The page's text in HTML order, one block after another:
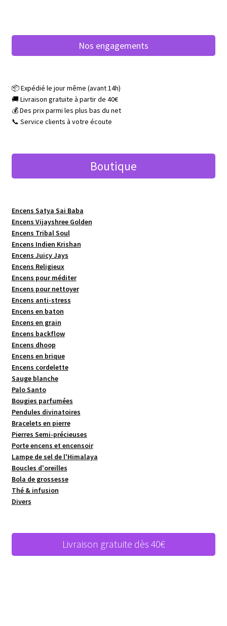
Nos engagements
📦 Expédié le jour même (avant 14h)
🚚 Livraison gratuite à partir de 40€
💰 Des prix parmi les plus bas du net
📞 Service clients à votre écoute
Boutique
Encens Satya Sai Baba
Encens Vijayshree Golden
Encens Tribal Soul
Encens Indien Krishan
Encens Juicy Jays
Encens Religieux
Encens pour méditer
Encens pour nettoyer
Encens anti-stress
Encens en baton
Encens en grain
Encens backflow
Encens dhoop
Encens en brique
Encens cordelette
Sauge blanche
Palo Santo
Bougies parfumées
Pendules divinatoires
Bracelets en pierre
Pierres Semi-précieuses
Porte encens et encensoir
Lampe de sel de l'Himalaya
Boucles d'oreilles
Bola de grossesse
Thé & infusion
Divers
Livraison gratuite dès 40€